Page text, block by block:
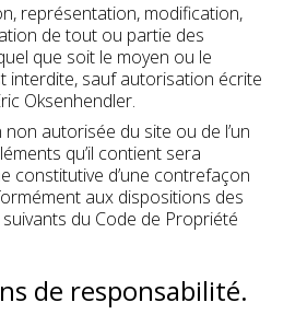
représentation, modification,
de tout ou partie des
que soit le moyen ou le
interdite, sauf autorisation écrite
Oksenhendler.
autorisée du site ou de l’un
qu’il contient sera
constitutive d’une contrefaçon
aux dispositions des
du Code de Propriété
de responsabilité.